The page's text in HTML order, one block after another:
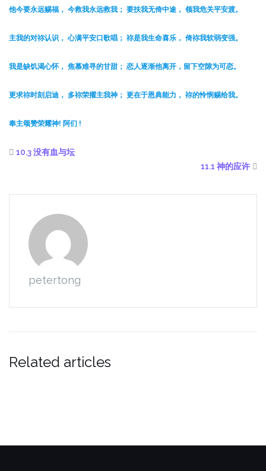
他今要永远赐福， 今救我永远救我； 要扶我无倚中途， 领我危关平安渡。
主我的对祢认识， 心满平安口歌唱； 祢是我生命喜乐， 倚祢我软弱变强。
我是缺饥渴心怀， 焦慕难寻的甘甜； 恋人逐渐他离开，留下空隙为可恋。
更求祢时刻启迪， 多祢荣擢主我神； 更在于恩典能力， 祢的怜悯赐给我。
奉主颂赞荣耀神! 阿们 !
10.3 没有血与坛
11.1 神的应许
petertong
Related articles